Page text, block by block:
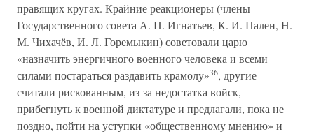
правящих кругах. Крайние реакционеры (члены
Государственного совета А. П. Игнатьев, К. И. Пален, Н.
М. Чихачёв, И. Л. Горемыкин) советовали царю
«назначить энергичного военного человека и всеми
силами постараться раздавить крамолу»36, другие
считали рискованным, из-за недостатка войск,
прибегнуть к военной диктатуре и предлагали, пока не
поздно, пойти на уступки «общественному мнению» и